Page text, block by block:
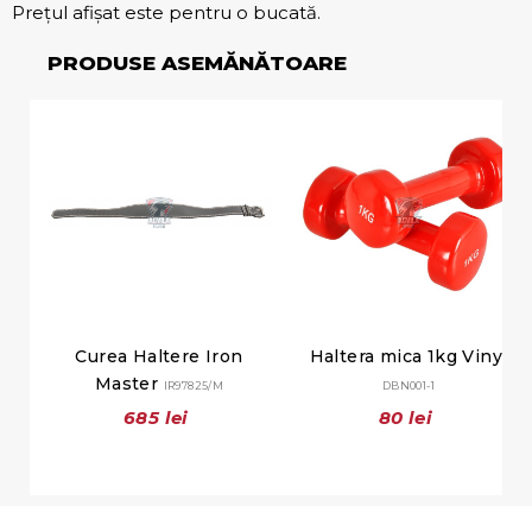
Prețul afișat este pentru o bucată.
PRODUSE ASEMĂNĂTOARE
Curea Haltere Iron
Master IR97825/M
685 lei
Haltera mica 1kg Vinyl
DBN001-1
80 lei